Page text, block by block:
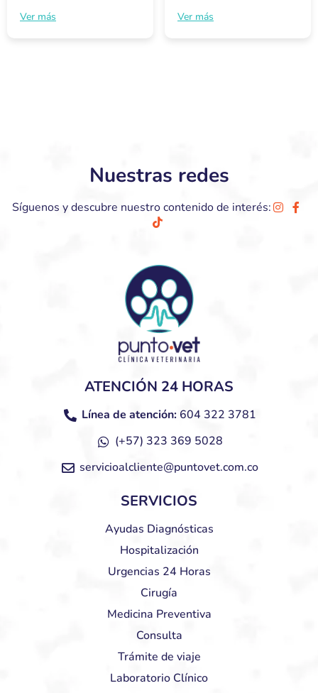
Ver más
Ver más
Nuestras redes
Síguenos y descubre nuestro contenido de interés:
ATENCIÓN 24 HORAS
Línea de atención:604 322 3781
(+57) 323 369 5028
servicioalcliente@puntovet.com.co
SERVICIOS
Ayudas Diagnósticas
Hospitalización
Urgencias 24 Horas
Cirugía
Medicina Preventiva
Consulta
Trámite de viaje
Laboratorio Clínico